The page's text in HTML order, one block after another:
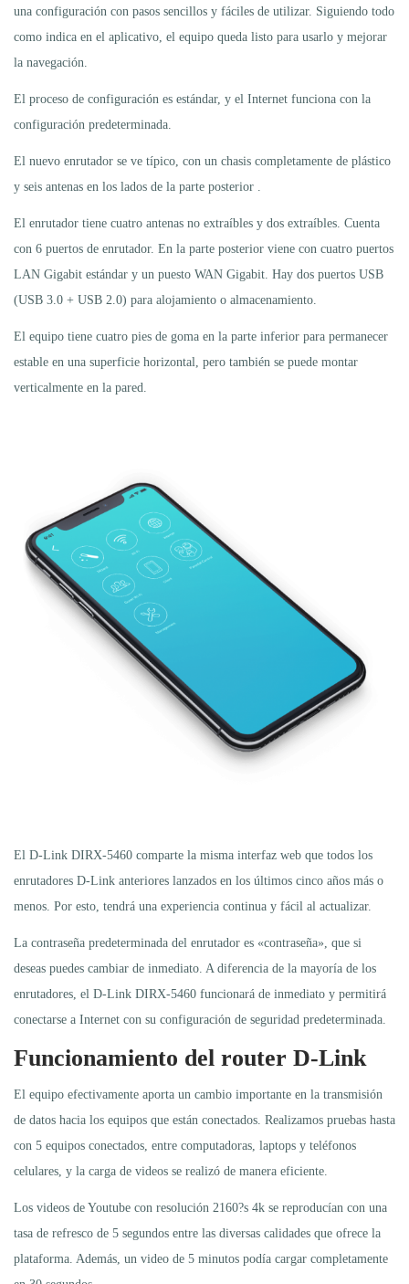
una configuración con pasos sencillos y fáciles de utilizar. Siguiendo todo
como indica en el aplicativo, el equipo queda listo para usarlo y mejorar
la navegación.
El proceso de configuración es estándar, y el Internet funciona con la
configuración predeterminada.
El nuevo enrutador se ve típico, con un chasis completamente de plástico
y seis antenas en los lados de la parte posterior .
El enrutador tiene cuatro antenas no extraíbles y dos extraíbles. Cuenta
con 6 puertos de enrutador. En la parte posterior viene con cuatro puertos
LAN Gigabit estándar y un puesto WAN Gigabit. Hay dos puertos USB
(USB 3.0 + USB 2.0) para alojamiento o almacenamiento.
El equipo tiene cuatro pies de goma en la parte inferior para permanecer
estable en una superficie horizontal, pero también se puede montar
verticalmente en la pared.
El D-Link DIRX-5460 comparte la misma interfaz web que todos los
enrutadores D-Link anteriores lanzados en los últimos cinco años más o
menos. Por esto, tendrá una experiencia continua y fácil al actualizar.
La contraseña predeterminada del enrutador es «contraseña», que si
deseas puedes cambiar de inmediato. A diferencia de la mayoría de los
enrutadores, el D-Link DIRX-5460 funcionará de inmediato y permitirá
conectarse a Internet con su configuración de seguridad predeterminada.
Funcionamiento del router D-Link
El equipo efectivamente aporta un cambio importante en la transmisión
de datos hacia los equipos que están conectados. Realizamos pruebas hasta
con 5 equipos conectados, entre computadoras, laptops y teléfonos
celulares, y la carga de videos se realizó de manera eficiente.
Los videos de Youtube con resolución 2160?s 4k se reproducían con una
tasa de refresco de 5 segundos entre las diversas calidades que ofrece la
plataforma. Además, un video de 5 minutos podía cargar completamente